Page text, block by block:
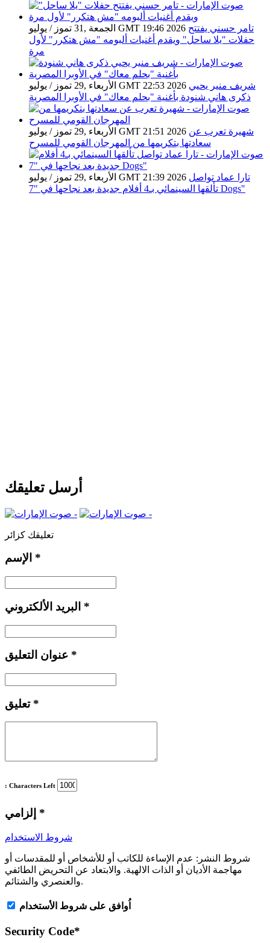
الجمعة ,31 تموز / يوليو GMT 19:46 2026 تامر حسني يفتتح
حفلات "يلا ساحل" ويقدم أغنيات ألبومه "مش هتكرر" لأول
مرة
الأربعاء ,29 تموز / يوليو GMT 22:53 2026 شريف منير يحيي
ذكرى هاني شنودة بأغنية "بحلم معاك" في الأوبرا المصرية
الأربعاء ,29 تموز / يوليو GMT 21:51 2026 شهيرة تعرب عن
سعادتها بتكريمها من المهرجان القومي للمسرح
الأربعاء ,29 تموز / يوليو GMT 21:39 2026 تارا عماد تواصل
تألقها السينمائي بـ4 أفلام جديدة بعد نجاحها في "7 Dogs"
أرسل تعليقك
تعليقك كزائر
*
*
*
تعليق *
: Characters Left
*
شروط الاستخدام
شروط النشر: عدم الإساءة للكاتب أو للأشخاص أو للمقدسات أو
مهاجمة الأديان أو الذات الالهية. والابتعاد عن التحريض الطائفي
والعنصري والشتائم.
اُوافق على شروط الأستخدام
Security Code*